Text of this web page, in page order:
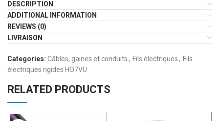
DESCRIPTION
ADDITIONAL INFORMATION
REVIEWS (0)
LIVRAISON
Categories: Câbles, gaines et conduits, Fils électriques, Fils
électriques rigides HO7VU
RELATED PRODUCTS